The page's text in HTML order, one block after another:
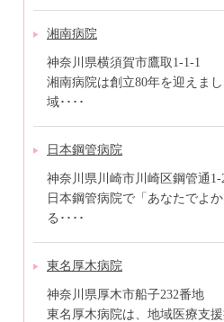
湘南病院
神奈川県横須賀市鷹取1-1-1
湘南病院は創立80年を迎えま
域････
日本鋼管病院
神奈川県川崎市川崎区鋼管通1-
日本鋼管病院で「あなたでよ
る････
東名厚木病院
神奈川県厚木市船子232番地
東名厚木病院は、地域医療支